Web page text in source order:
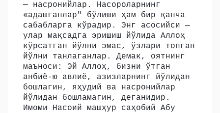
— насронийлар. Насороларнинг
«адашганлар" бўлиши ҳам бир қанча
сабабларга кўрадир. Энг асосийси —
улар мақсадга эришиш йўлида Аллоҳ
кўрсатган йўлни эмас, ўзлари топган
йўлни танлаганлар. Демак, оятнинг
маъноси: Эй Аллоҳ, бизни ўтган
анбиё-ю авлиё, азизларнинг йўлидан
бошлагин, яҳудий ва насронийлар
йўлидан бошламагин, деганидир.
Имоми Насоий машҳур саҳобий Абу